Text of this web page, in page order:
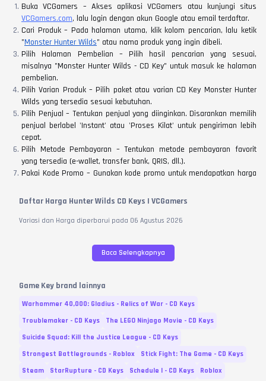
Buka VCGamers – Akses aplikasi VCGamers atau kunjungi situs
VCGamers.com, lalu login dengan akun Google atau email terdaftar.
Cari Produk – Pada halaman utama, klik kolom pencarian, lalu ketik
"Monster Hunter Wilds" atau nama produk yang ingin dibeli.
Pilih Halaman Pembelian – Pilih hasil pencarian yang sesuai,
misalnya "Monster Hunter Wilds - CD Key" untuk masuk ke halaman
pembelian.
Pilih Varian Produk – Pilih paket atau varian CD Key Monster Hunter
Wilds yang tersedia sesuai kebutuhan.
Pilih Penjual – Tentukan penjual yang diinginkan. Disarankan memilih
penjual berlabel 'Instant' atau 'Proses Kilat' untuk pengiriman lebih
cepat.
Pilih Metode Pembayaran – Tentukan metode pembayaran favorit
yang tersedia (e-wallet, transfer bank, QRIS, dll.).
Pakai Kode Promo – Gunakan kode promo untuk mendapatkan harga
aplikasi.
Bayar & Selesai – Klik tombol bayar, lalu selesaikan proses
pembayaran sesuai petunjuk yang muncul di layar perangkat.
Wilds akan langsung dikirim ke menu "Transaksi" (filter status
"Sudah Dikirim") maksimal 2 jam, atau instan jika memilih penjual
Aktivasi & Konfirmasi – Segera aktivasi kode di platform yang sesuai
(maksimal 1x24 jam).
Konfirmasi pesanan setelah kode berhasil digunakan, dan berikan
ulasan untuk membantu sesama gamer menemukan penjual terbaik.
Daftar Harga Hunter Wilds CD Keys | VCGamers
Variasi dan Harga diperbarui pada 06 Agustus 2026
Baca Selengkapnya
Game Key brand lainnya
Warhammer 40,000: Gladius - Relics of War - CD Keys
Troublemaker - CD Keys
The LEGO Ninjago Movie - CD Keys
Suicide Squad: Kill the Justice League - CD Keys
Strongest Battlegrounds - Roblox
Stick Fight: The Game - CD Keys
Steam
StarRupture - CD Keys Schedule I - CD Keys Roblox